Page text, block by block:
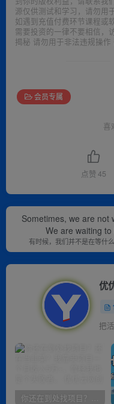
源仅供测试和学习，请勿用
如遇到充值付费环节课程或
需要投资的一律不要相信，
揭秘 请勿用于非法违规操
会员专属
喜
点赞45
Sometimes, we are not
We are waiting
有时候，我们并不是在等什
优
把
你还在到处找项目？还在当韭菜？我靠卖项目一个月收入5万+，曾经我也是个失败者。